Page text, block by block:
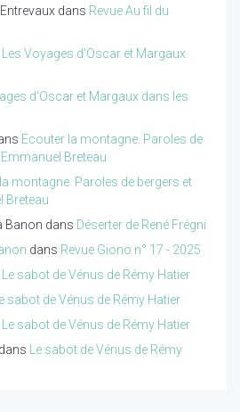
dans Revue Au fil du
Les Voyages d'Oscar et Margaux
d'Oscar et Margaux dans les
Ecouter la montagne. Paroles de
Breteau
montagne. Paroles de bergers et
Breteau
Banon dans Déserter de René Frégni
dans Revue Giono n° 17 - 2025
Le sabot de Vénus de Rémy Hatier
Le sabot de Vénus de Rémy Hatier
Le sabot de Vénus de Rémy Hatier
dans
Le sabot de Vénus de Rémy